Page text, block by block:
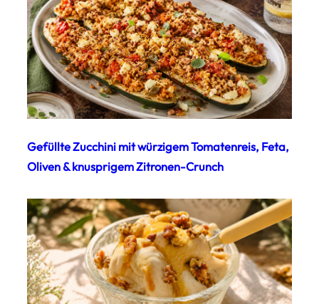
Gefüllte Zucchini mit würzigem Tomatenreis, Feta,
Oliven & knusprigem Zitronen-Crunch